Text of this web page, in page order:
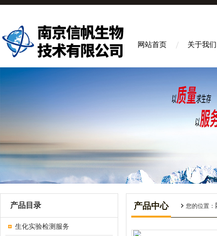
网站首页 关于我们
产品目录
生化实验检测服务
产品中心 您的位置：